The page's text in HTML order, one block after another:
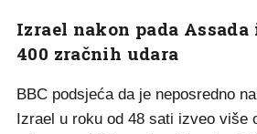
Izrael nakon pada Assada
400 zračnih udara
BBC podsjeća da je neposredno
Izrael u roku od 48 sati izveo više